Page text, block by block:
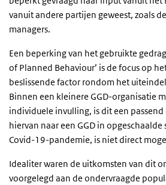
vanuit andere partijen geweest, zoals
managers.
Een beperking van het gebruikte
of Planned Behaviour’ is de focus op
beslissende factor rondom het
Binnen een kleinere GGD-organisatie
individuele invulling, is dit een
hiervan naar een GGD in
Covid-19-pandemie, is niet direct
Idealiter waren de uitkomsten van dit
voorgelegd aan de ondervraagde